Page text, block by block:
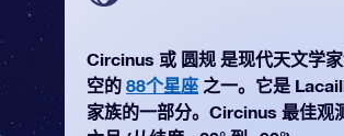
Circinus 或 圆规 是现代天文学
空的 88个星座 之一。它是
家族的一部分。Circinus 最佳观